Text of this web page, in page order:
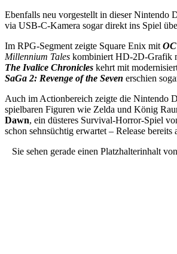
Ebenfalls neu vorgestellt in dieser Nintendo
via USB-C-Kamera sogar direkt ins Spiel
Im RPG-Segment zeigte Square Enix mit
Millennium Tales kombiniert HD-2D-Grafik
The Ivalice Chronicles kehrt mit
SaGa 2: Revenge of the Seven erschien
Auch im Actionbereich zeigte die Nintendo
spielbaren Figuren wie Zelda und König
Dawn, ein düsteres Survival-Horror-Spiel
schon sehnsüchtig erwartet – Release bereits
Sie sehen gerade einen Platzhalterinhalt von